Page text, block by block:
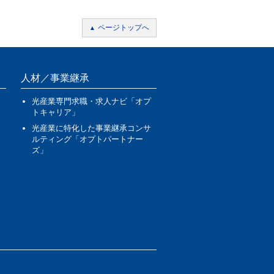
ページトップへ
人材／事業継承
光産業専門求職・求人ナビ「オプ
トキャリア」
光産業に特化した事業継承コンサ
ルティング「オプトパートナー
ズ」